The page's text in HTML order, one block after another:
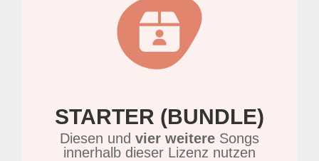
STARTER (BUNDLE)
Diesen und vier weitere Songs
innerhalb dieser Lizenz nutzen